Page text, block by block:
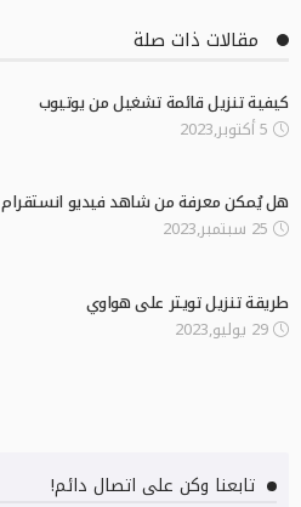
مقالات ذات صلة
كيفية تنزيل قائمة تشغيل من يوتيوب
5 أكتوبر,2023
هل يُمكن معرفة من شاهد فيديو انستقرام
25 سبتمبر,2023
طريقة تنزيل تويتر على هواوي
29 يوليو,2023
تابعنا وكن على اتصال دائم!